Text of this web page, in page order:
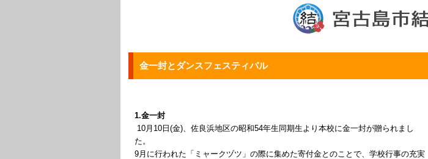
金一封とダンスフェスティバル
1.金一封
10月10日(金)、佐良浜地区の昭和54年生同期生より本校に金一封が贈られまし
た。
9月に行われた「ミャークヅツ」の際に集めた寄付金とのことで、学校行事の充実